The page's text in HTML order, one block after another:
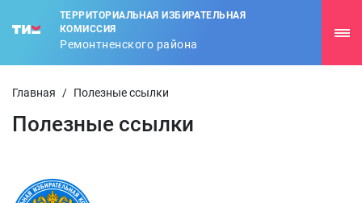
ТЕРРИТОРИАЛЬНАЯ ИЗБИРАТЕЛЬНАЯ
КОМИССИЯ
Ремонтненского района
Главная / Полезные ссылки
Полезные ссылки